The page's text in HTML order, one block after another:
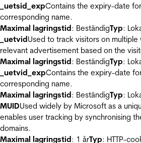
_uetsid_expContains the expiry-date
corresponding name.
Maximal lagringstid: BeständigTyp:
_uetvidUsed to track visitors on
relevant advertisement based on the
Maximal lagringstid: BeständigTyp:
_uetvid_expContains the expiry-date
corresponding name.
Maximal lagringstid: BeständigTyp:
MUIDUsed widely by Microsoft as a
enables user tracking by synchronising
domains.
Maximal lagringstid: 1 årTyp: HTTP-